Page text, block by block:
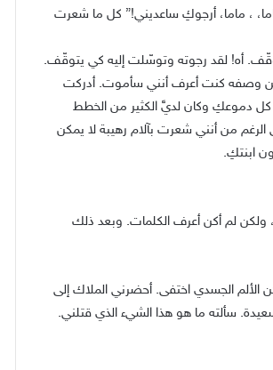
، ماما، أرجوكِ ساعديني!” كل ما شعرت
أه! لقد رجوته وتوسّلت إليه كي يتوقّف.
وصفه كنت أعرف أنني سأموت. أدركت
دموعكِ وكان لديَّ الكثير من الخطط
من أنني شعرت بآلام رهيبة لا يمكن
ابنتكِ.
لم أكن أعرف الكلمات. وبعد ذلك
الجسدي اختفى. أحضرني الملاك إلى
سألته ما هو هذا الشيء الذي قتلني.